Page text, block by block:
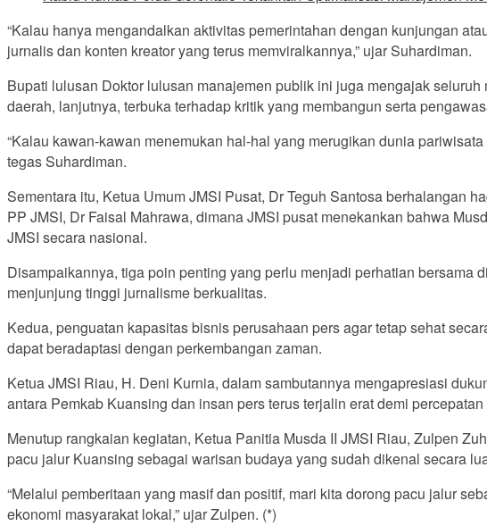
“Kalau hanya mengandalkan aktivitas pemerintahan dengan kunjungan
jurnalis dan konten kreator yang terus memviralkannya,” ujar Suhardiman.
Bupati lulusan Doktor lulusan manajemen publik ini juga mengajak
daerah, lanjutnya, terbuka terhadap kritik yang membangun serta
“Kalau kawan-kawan menemukan hal-hal yang merugikan dunia
tegas Suhardiman.
Sementara itu, Ketua Umum JMSI Pusat, Dr Teguh Santosa berhalangan
PP JMSI, Dr Faisal Mahrawa, dimana JMSI pusat menekankan bahwa
JMSI secara nasional.
Disampaikannya, tiga poin penting yang perlu menjadi perhatian bersama
menjunjung tinggi jurnalisme berkualitas.
Kedua, penguatan kapasitas bisnis perusahaan pers agar tetap sehat
dapat beradaptasi dengan perkembangan zaman.
Ketua JMSI Riau, H. Deni Kurnia, dalam sambutannya mengapresiasi
antara Pemkab Kuansing dan insan pers terus terjalin erat demi
Menutup rangkaian kegiatan, Ketua Panitia Musda II JMSI Riau, Zulpen
pacu jalur Kuansing sebagai warisan budaya yang sudah dikenal secara
“Melalui pemberitaan yang masif dan positif, mari kita dorong pacu jalur
ekonomi masyarakat lokal,” ujar Zulpen. (*)